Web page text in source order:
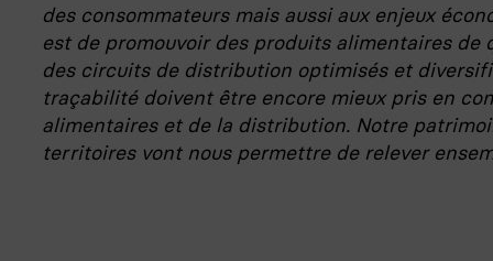
des consommateurs mais aussi aux enjeux
est de promouvoir des produits alimentaires
des circuits de distribution optimisés et
traçabilité doivent être encore mieux pris en
alimentaires et de la distribution. Notre
territoires vont nous permettre de relever